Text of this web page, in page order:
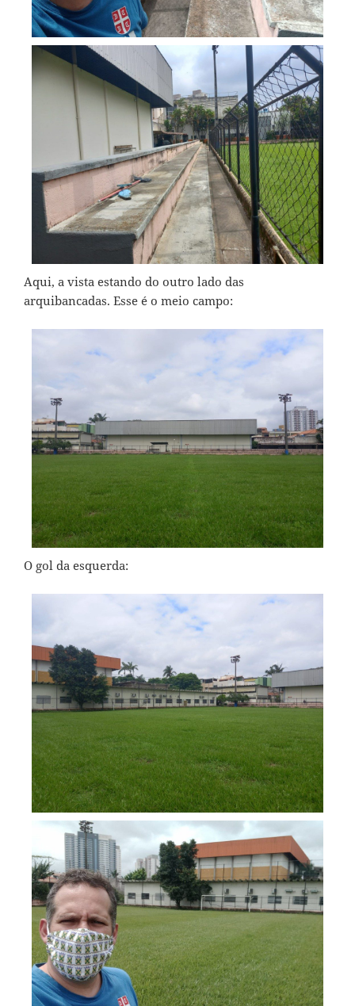
Aqui, a vista estando do outro lado das
arquibancadas. Esse é o meio campo:
O gol da esquerda: